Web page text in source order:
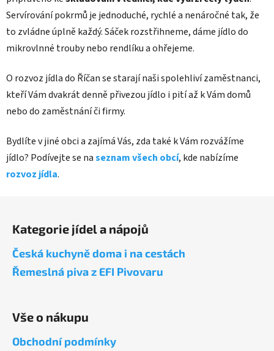
Servírování pokrmů je jednoduché, rychlé a nenáročné tak, že
to zvládne úplně každý. Sáček rozstřihneme, dáme jídlo do
mikrovlnné trouby nebo rendlíku a ohřejeme.
O rozvoz jídla do Říčan se starají naši spolehliví zaměstnanci,
kteří Vám dvakrát denně přivezou jídlo i pití až k Vám domů
nebo do zaměstnání či firmy.
Bydlíte v jiné obci a zajímá Vás, zda také k Vám rozvážíme
jídlo? Podívejte se naseznam všech obcí, kde nabízíme
rozvoz jídla.
Kategorie jídel a nápojů
Česká kuchyně doma i na cestách
Řemeslná piva z EFI Pivovaru
Vše o nákupu
Obchodní podmínky